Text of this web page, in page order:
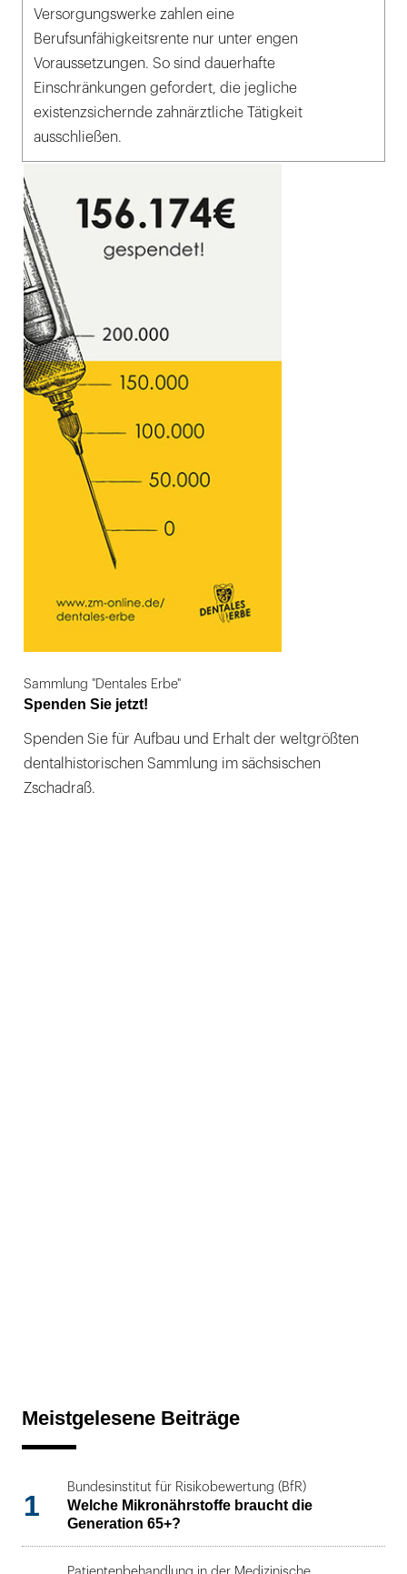
Versorgungswerke zahlen eine
Berufsunfähigkeitsrente nur unter engen
Voraussetzungen. So sind dauerhafte
Einschränkungen gefordert, die jegliche
existenzsichernde zahnärztliche Tätigkeit
ausschließen.
Sammlung "Dentales Erbe"
Spenden Sie jetzt!
Spenden Sie für Aufbau und Erhalt der weltgrößten
dentalhistorischen Sammlung im sächsischen
Zschadraß.
Meistgelesene Beiträge
1
Bundesinstitut für Risikobewertung (BfR)
Welche Mikronährstoffe braucht die
Generation 65+?